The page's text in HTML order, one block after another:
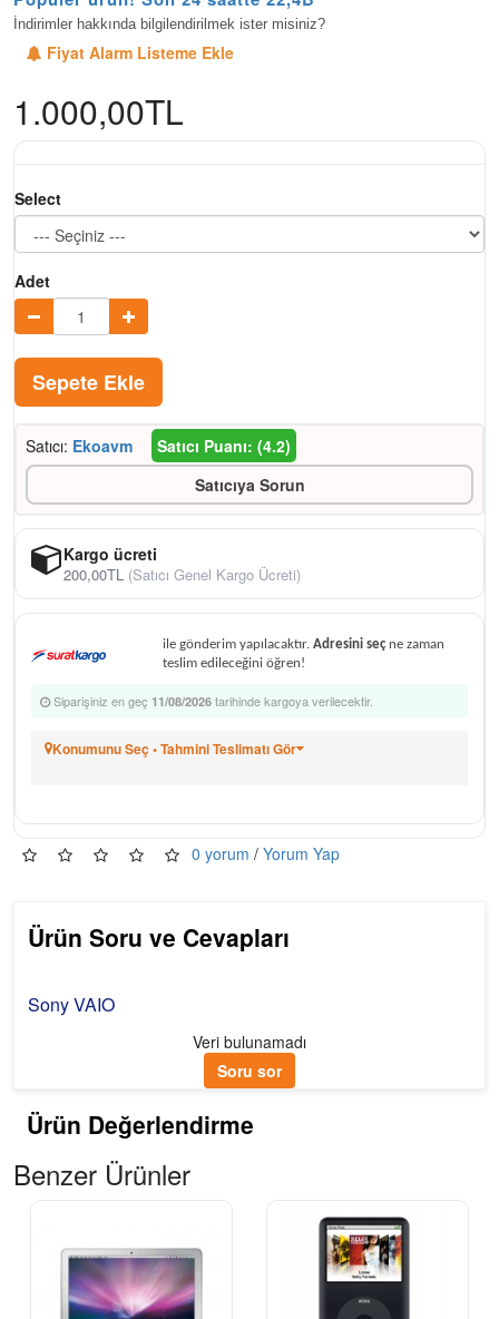
İndirimler hakkında bilgilendirilmek ister misiniz?
Fiyat Alarm Listeme Ekle
1.000,00TL
Select
Adet
Sepete Ekle
Satıcı: Ekoavm
Satıcı Puanı: (4.2)
Satıcıya Sorun
Kargo ücreti
200,00TL (Satıcı Genel Kargo Ücreti)
ile gönderim yapılacaktır. Adresini seçne zaman
teslim edileceğini öğren!
Siparişiniz en geç 11/08/2026 tarihinde kargoya verilecektir.
Konumunu Seç • Tahmini Teslimatı Gör
0 yorum / Yorum Yap
Ürün Soru ve Cevapları
Sony VAIO
Veri bulunamadı
Soru sor
Ürün Değerlendirme
Benzer Ürünler